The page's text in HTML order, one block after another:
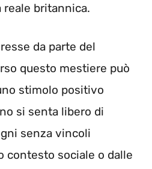
britannica.
da parte del
questo mestiere può
stimolo positivo
si senta libero di
senza vincoli
contesto sociale o dalle